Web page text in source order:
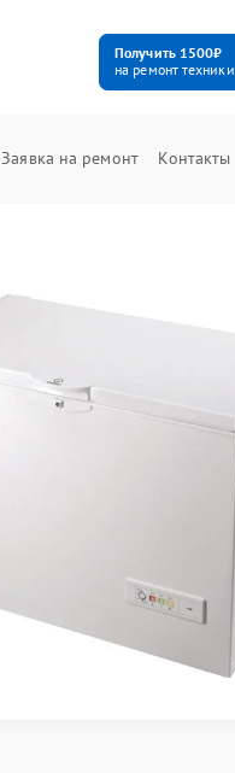
Получить 1500₽
на ремонт техники
Заявка на ремонт Контакты